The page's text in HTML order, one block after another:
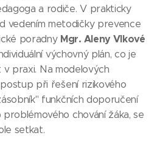
a rodiče. V prakticky
vedením metodičky prevence
poradny Mgr. Aleny Vlkové
výchovný plán, co je
v praxi. Na modelových
při řešení rizikového
funkčních doporučení
chování žáka, se
setkat.